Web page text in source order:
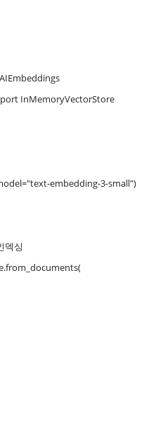
InMemoryVectorStore
embedding-3-small")
덱싱